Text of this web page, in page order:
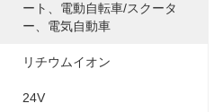
ート、電動自転車/スクータ
ー、電気自動車
リチウムイオン
24V